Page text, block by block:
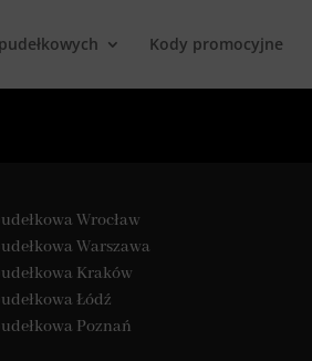
Kody promocyjne
Wrocław
Warszawa
Kraków
Łódź
Poznań